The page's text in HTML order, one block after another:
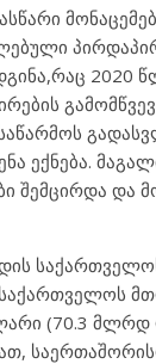
2020
ექნება.
შემცირდა
(70.3 მლრდ